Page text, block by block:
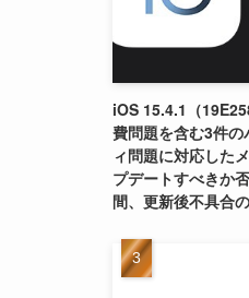
iOS 15.4.1（
費問題を含む3件
ィ問題に対応した
プデートすべきか
間、更新後不具合